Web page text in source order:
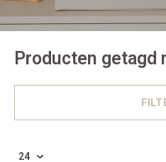
Producten getagd